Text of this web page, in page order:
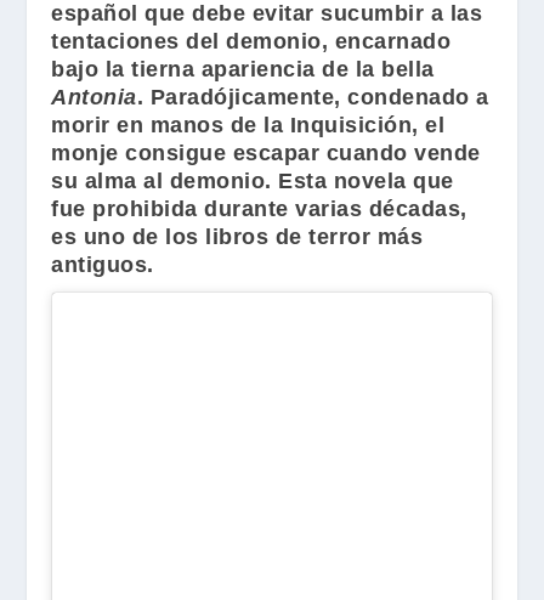
español que debe evitar sucumbir a las
tentaciones del demonio, encarnado
bajo la tierna apariencia de la bella
Antonia. Paradójicamente, condenado a
morir en manos de la Inquisición, el
monje consigue escapar cuando vende
su alma al demonio. Esta novela que
fue prohibida durante varias décadas,
es uno de los libros de terror más
antiguos.